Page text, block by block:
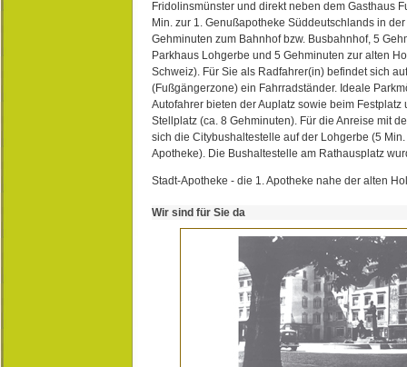
Fridolinsmünster und direkt neben dem Gasthaus
Min. zur 1. Genußapotheke Süddeutschlands in
Gehminuten zum Bahnhof bzw. Busbahnhof, 5
Parkhaus Lohgerbe und 5 Gehminuten zur alten
Schweiz). Für Sie als Radfahrer(in) befindet sich
(Fußgängerzone) ein Fahrradständer. Ideale
Autofahrer bieten der Auplatz sowie beim Festplatz
Stellplatz (ca. 8 Gehminuten). Für die Anreise mit
sich die Citybushaltestelle auf der Lohgerbe (5
Apotheke). Die Bushaltestelle am Rathausplatz
Stadt-Apotheke - die 1. Apotheke nahe der alten
Wir sind für Sie da